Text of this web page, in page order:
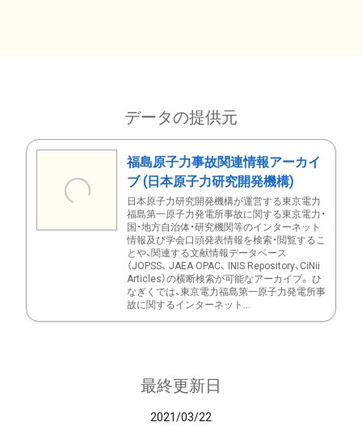
データの提供元
福島原子力事故関連情報アーカイ
ブ (日本原子力研究開発機構)
日本原子力研究開発機構が運営する東京電力
福島第一原子力発電所事故に関する東京電力・
国・地方自治体・研究機関等のインターネット
情報及び学会口頭発表情報を検索・閲覧するこ
とや、関連する文献情報データベース
（JOPSS、 JAEA OPAC、 INIS Repository、CiNii
Articles）の横断検索が可能なアーカイブ。 ひ
なぎくでは、東京電力福島第一原子力発電所事
故に関するインターネット...
最終更新日
2021/03/22